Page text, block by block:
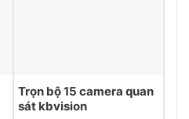
Trọn bộ 15 camera quan
sát kbvision